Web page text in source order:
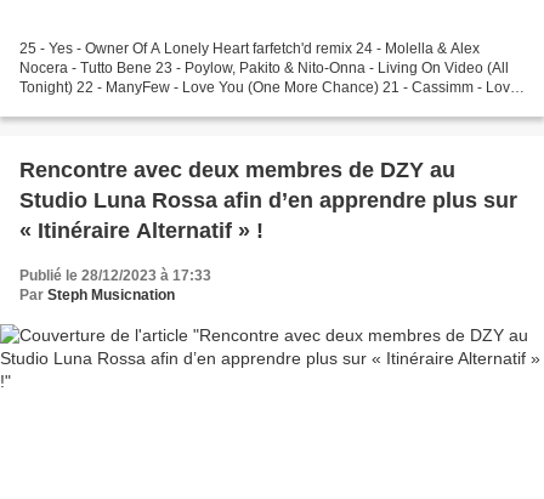
25 - Yes - Owner Of A Lonely Heart farfetch'd remix 24 - Molella & Alex
Nocera - Tutto Bene 23 - Poylow, Pakito & Nito-Onna - Living On Video (All
Tonight) 22 - ManyFew - Love You (One More Chance) 21 - Cassimm - Love
Rencontre avec deux membres de DZY au
Studio Luna Rossa afin d’en apprendre plus sur
« Itinéraire Alternatif » !
Publié le 28/12/2023 à 17:33
Par Steph Musicnation